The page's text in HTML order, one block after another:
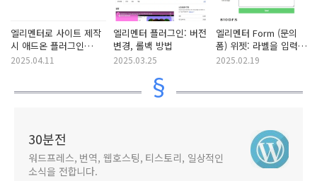
엘리멘터로 사이트 제작
시 애드온 플러그인
사용 문제
2025.04.11
엘리멘터 플러그인: 버전
변경, 롤백 방법
2025.03.25
엘리멘터 Form (문의
폼) 위젯: 라벨을 입력
필드 왼쪽으로
2025.02.19
30분전
워드프레스, 번역, 웹호스팅, 티스토리, 일상적인
소식을 전합니다.